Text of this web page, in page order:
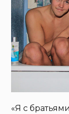
«Я с